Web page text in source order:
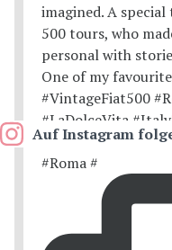
Postcards from
#Roma #
Auf Instagram